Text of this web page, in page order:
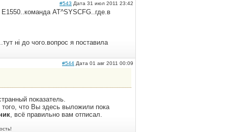
#543 Дата 31 июл 2011 23:42
AT^SYSCFG..где.в
нi до чого.вопрос я поставила
#544 Дата 01 авг 2011 00:09
показатель.
что Вы здесь выложили пока
, всё правильно вам отписал.